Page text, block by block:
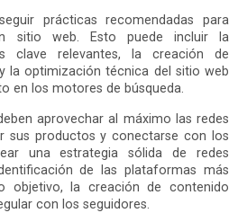
prácticas recomendadas para
sitio web. Esto puede incluir la
clave relevantes, la creación de
la optimización técnica del sitio web
en los motores de búsqueda.
aprovechar al máximo las redes
sus productos y conectarse con los
una estrategia sólida de redes
de las plataformas más
objetivo, la creación de contenido
con los seguidores.